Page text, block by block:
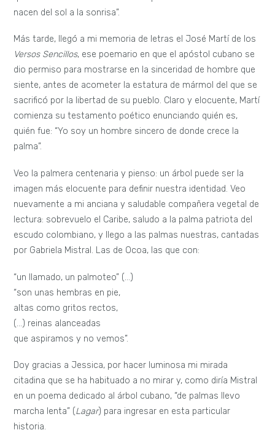
nacen del sol a la sonrisa”.
Más tarde, llegó a mi memoria de letras el José Martí de los
Versos Sencillos, ese poemario en que el apóstol cubano se
dio permiso para mostrarse en la sinceridad de hombre que
siente, antes de acometer la estatura de mármol del que se
sacrificó por la libertad de su pueblo. Claro y elocuente, Martí
comienza su testamento poético enunciando quién es,
quién fue: “Yo soy un hombre sincero de donde crece la
palma”.
Veo la palmera centenaria y pienso: un árbol puede ser la
imagen más elocuente para definir nuestra identidad. Veo
nuevamente a mi anciana y saludable compañera vegetal de
lectura: sobrevuelo el Caribe, saludo a la palma patriota del
escudo colombiano, y llego a las palmas nuestras, cantadas
por Gabriela Mistral. Las de Ocoa, las que con:
“un llamado, un palmoteo” (…)
“son unas hembras en pie,
altas como gritos rectos,
(…) reinas alanceadas
que aspiramos y no vemos”.
Doy gracias a Jessica, por hacer luminosa mi mirada
citadina que se ha habituado a no mirar y, como diría Mistral
en un poema dedicado al árbol cubano, “de palmas llevo
marcha lenta” (Lagar) para ingresar en esta particular
historia.